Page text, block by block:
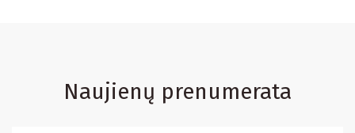
Naujienų prenumerata